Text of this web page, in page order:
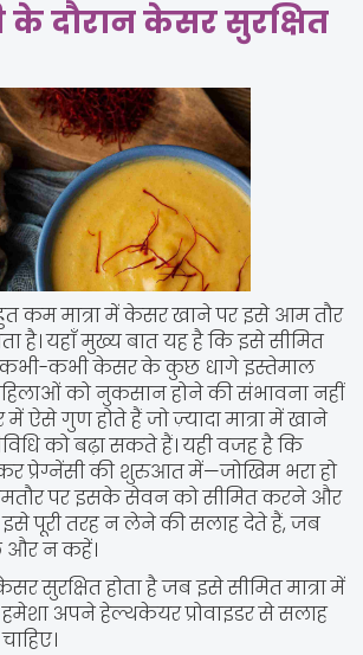
के दौरान केसर सुरक्षित
कम मात्रा में केसर खाने पर इसे आम तौर
है। यहाँ मुख्य बात यह है कि इसे सीमित
कभी-कभी केसर के कुछ धागे इस्तेमाल
को नुकसान होने की संभावना नहीं
में ऐसे गुण होते हैं जो ज़्यादा मात्रा में खाने
को बढ़ा सकते हैं। यही वजह है कि
प्रेग्नेंसी की शुरुआत में—जोखिम भरा हो
पर इसके सेवन को सीमित करने और
पूरी तरह न लेने की सलाह देते हैं, जब
और न कहें।
सुरक्षित होता है जब इसे सीमित मात्रा में
अपने हेल्थकेयर प्रोवाइडर से सलाह